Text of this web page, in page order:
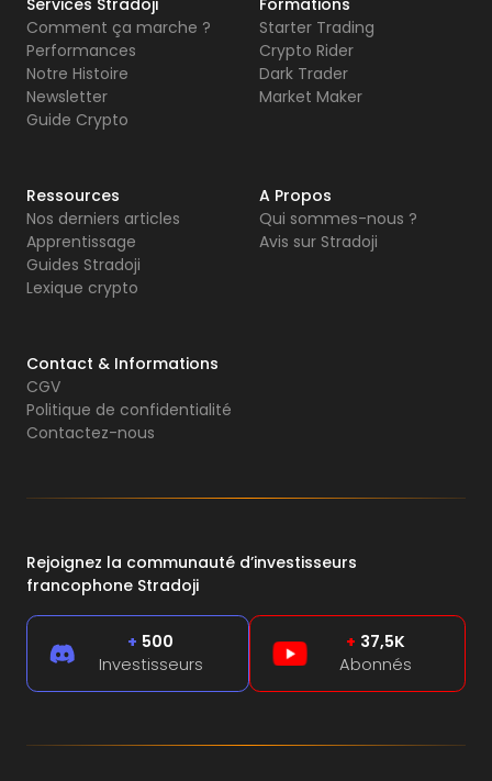
Services Stradoji
Comment ça marche ?
Performances
Notre Histoire
Newsletter
Guide Crypto
Formations
Starter Trading
Crypto Rider
Dark Trader
Market Maker
Ressources
Nos derniers articles
Apprentissage
Guides Stradoji
Lexique crypto
A Propos
Qui sommes-nous ?
Avis sur Stradoji
Contact & Informations
CGV
Politique de confidentialité
Contactez-nous
Rejoignez la communauté d’investisseurs
francophone Stradoji
+ 500
Investisseurs
+ 37,5K
Abonnés